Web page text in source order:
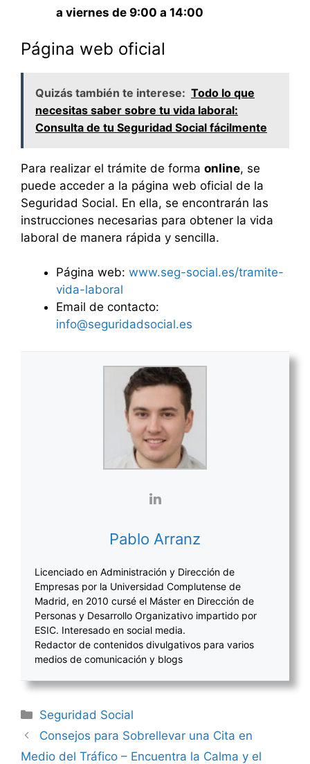
a viernes de 9:00 a 14:00
Página web oficial
Quizás también te interese: Todo lo que
necesitas saber sobre tu vida laboral:
Consulta de tu Seguridad Social fácilmente
Para realizar el trámite de forma online, se
puede acceder a la página web oficial de la
Seguridad Social. En ella, se encontrarán las
instrucciones necesarias para obtener la vida
laboral de manera rápida y sencilla.
Página web: www.seg-social.es/tramite-
vida-laboral
Email de contacto:
info@seguridadsocial.es
Pablo Arranz
Licenciado en Administración y Dirección de
Empresas por la Universidad Complutense de
Madrid, en 2010 cursé el Máster en Dirección de
Personas y Desarrollo Organizativo impartido por
ESIC. Interesado en social media.
Redactor de contenidos divulgativos para varios
medios de comunicación y blogs
Categorías
Seguridad Social
Navegación
de
Consejos para Sobrellevar una Cita en
Medio del Tráfico – Encuentra la Calma y el